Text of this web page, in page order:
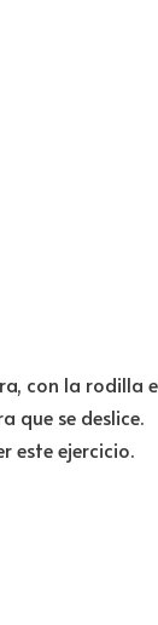
con la rodilla
que se deslice.
este ejercicio.